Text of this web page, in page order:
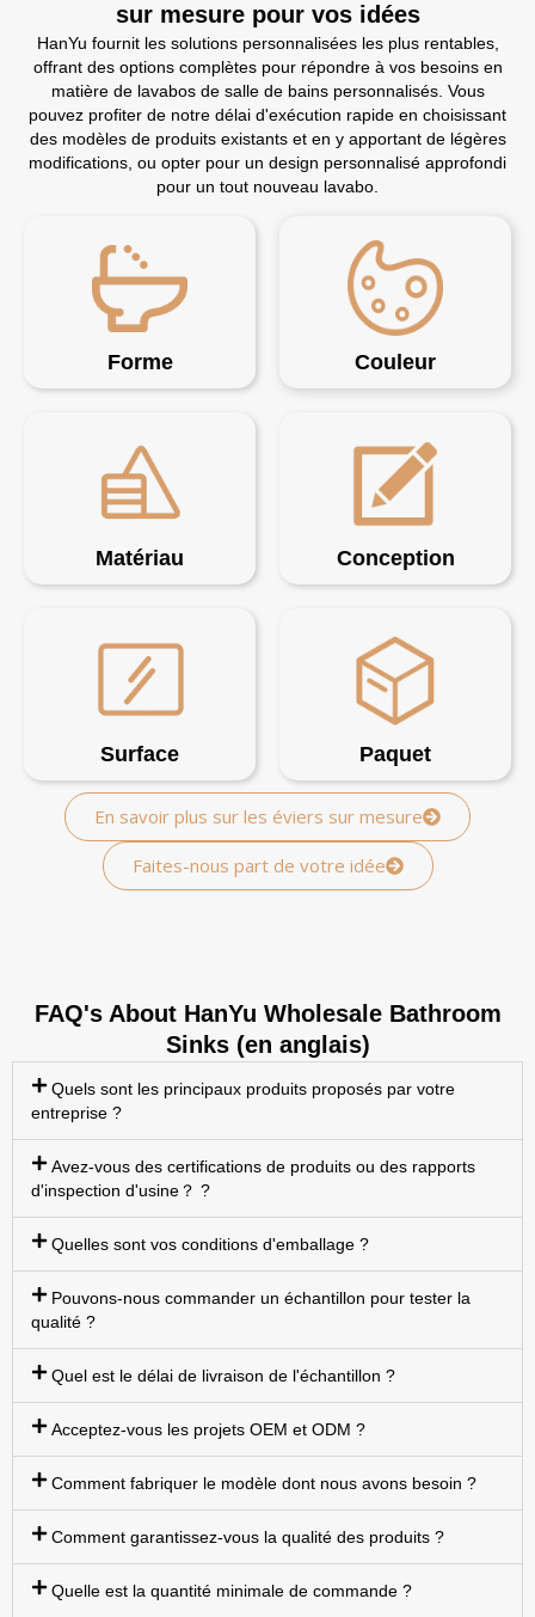
sur mesure pour vos idées
HanYu fournit les solutions personnalisées les plus rentables,
offrant des options complètes pour répondre à vos besoins en
matière de lavabos de salle de bains personnalisés. Vous
pouvez profiter de notre délai d'exécution rapide en choisissant
des modèles de produits existants et en y apportant de légères
modifications, ou opter pour un design personnalisé approfondi
pour un tout nouveau lavabo.
Forme Couleur
Matériau Conception
Surface Paquet
En savoir plus sur les éviers sur mesure
Faites-nous part de votre idée
FAQ's About HanYu Wholesale Bathroom
Sinks (en anglais)
Quels sont les principaux produits proposés par votre
entreprise ?
Avez-vous des certifications de produits ou des rapports
d'inspection d'usine？ ?
Quelles sont vos conditions d'emballage ?
Pouvons-nous commander un échantillon pour tester la
qualité ?
Quel est le délai de livraison de l'échantillon ?
Acceptez-vous les projets OEM et ODM ?
Comment fabriquer le modèle dont nous avons besoin ?
Comment garantissez-vous la qualité des produits ?
Quelle est la quantité minimale de commande ?